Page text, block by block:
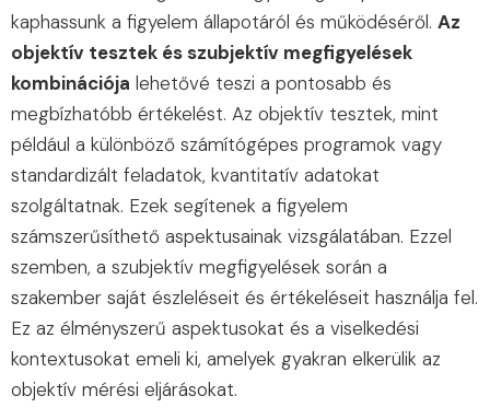
kaphassunk a figyelem állapotáról és működéséről. Az
objektív tesztek és szubjektív megfigyelések
kombinációja lehetővé teszi a pontosabb és
megbízhatóbb értékelést. Az objektív tesztek, mint
például a különböző számítógépes programok vagy
standardizált feladatok, kvantitatív adatokat
szolgáltatnak. Ezek segítenek a figyelem
számszerűsíthető aspektusainak vizsgálatában. Ezzel
szemben, a szubjektív megfigyelések során a
szakember saját észleléseit és értékeléseit használja fel.
Ez az élményszerű aspektusokat és a viselkedési
kontextusokat emeli ki, amelyek gyakran elkerülik az
objektív mérési eljárásokat.